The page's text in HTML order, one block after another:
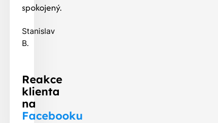
spokojený.
Stanislav
B.
Reakce
klienta
na
Facebooku